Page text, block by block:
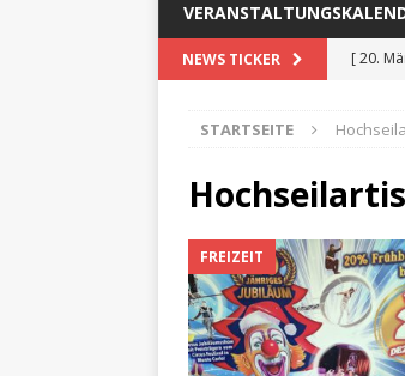
NEWS TICKER [ 20.
[ 17.
[ 17.
[ 29.
[ 29.
[ 6.
STARTSEITE
FREIZEIT